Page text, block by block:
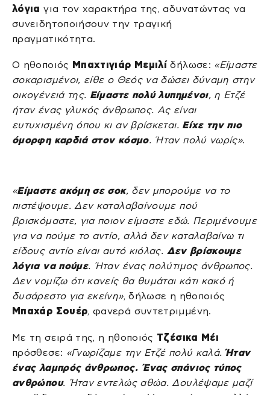
λόγια για τον χαρακτήρα της, αδυνατώντας να
συνειδητοποιήσουν την τραγική
πραγματικότητα.
Ο ηθοποιός Μπαχτιγιάρ Μεμιλί δήλωσε: «Είμαστε
σοκαρισμένοι, είθε ο Θεός να δώσει δύναμη στην
οικογένειά της. Είμαστε πολύ λυπημένοι, η Ετζέ
ήταν ένας γλυκός άνθρωπος. Ας είναι
ευτυχισμένη όπου κι αν βρίσκεται.Είχε την πιο
όμορφη καρδιά στον κόσμο. Ήταν πολύ νωρίς».
«Είμαστε ακόμη σε σοκ, δεν μπορούμε να το
πιστέψουμε. Δεν καταλαβαίνουμε πού
βρισκόμαστε, για ποιον είμαστε εδώ. Περιμένουμε
για να πούμε το αντίο, αλλά δεν καταλαβαίνω τι
είδους αντίο είναι αυτό κιόλας. Δεν βρίσκουμε
λόγια να πούμε. Ήταν ένας πολύτιμος άνθρωπος.
Δεν νομίζω ότι κανείς θα θυμάται κάτι κακό ή
δυσάρεστο για εκείνη», δήλωσε η ηθοποιός
Μπαχάρ Σουέρ, φανερά συντετριμμένη.
Με τη σειρά της, η ηθοποιός Τζέσικα Μέι
πρόσθεσε: «Γνωρίζαμε την Ετζέ πολύ καλά.Ήταν
ένας λαμπρός άνθρωπος. Ένας σπάνιος τύπος
ανθρώπου. Ήταν εντελώς αθώα. Δουλέψαμε μαζί